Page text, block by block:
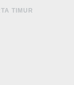
TIMUR